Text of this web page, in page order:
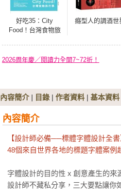
好吃35：City
Food！台灣食物旅
癮型人的調酒世
2026周年慶／閱讀力全開7~72折！
內容簡介| 目錄 | 作者資料 | 基本資料
內容簡介
【設計師必備──標體字體設計全書
48個來自世界各地的標題字體案例
字體設計的目的性 x 創意產生的來
設計師不藏私分享，三大要點讓你